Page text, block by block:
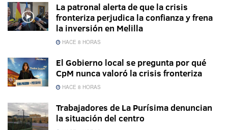
La patronal alerta de que la crisis
fronteriza perjudica la confianza y frena
la inversión en Melilla
HACE 8 HORAS
El Gobierno local se pregunta por qué
CpM nunca valoró la crisis fronteriza
HACE 8 HORAS
Trabajadores de La Purísima denuncian
la situación del centro